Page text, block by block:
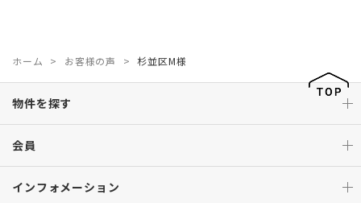
ホーム お客様の声 杉並区M様
物件を探す
会員
インフォメーション